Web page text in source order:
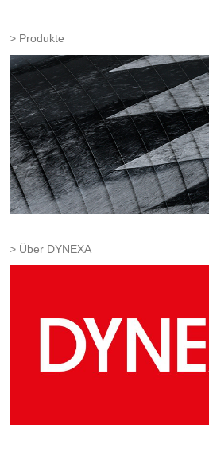
Produkte
Über DYNEXA